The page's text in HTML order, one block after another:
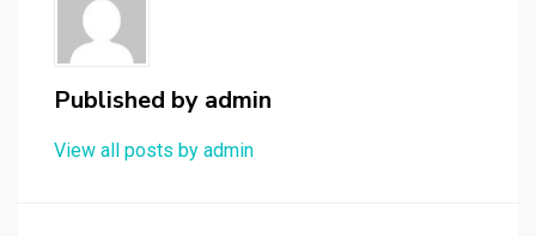
Published by admin
View all posts by admin